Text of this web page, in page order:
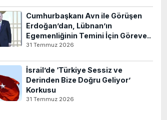
Cumhurbaşkanı Avn ile Görüşen
Erdoğan’dan, Lübnan’ın
Egemenliğinin Temini İçin Göreve..
31 Temmuz 2026
İsrail’de ‘Türkiye Sessiz ve
Derinden Bize Doğru Geliyor’
Korkusu
31 Temmuz 2026